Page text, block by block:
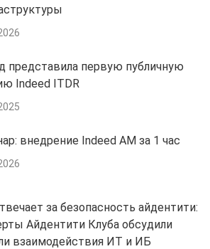
представила первую публичную
Indeed ITDR
внедрение Indeed AM за 1 час
за безопасность айдентити:
Айдентити Клуба обсудили
взаимодействия ИТ и ИБ